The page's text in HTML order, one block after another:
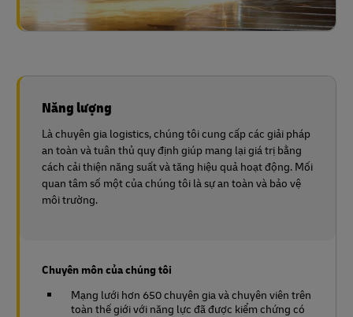
Năng lượng
Là chuyên gia logistics, chúng tôi cung cấp các giải pháp
an toàn và tuân thủ quy định giúp mang lại giá trị bằng
cách cải thiện năng suất và tăng hiệu quả hoạt động. Mối
quan tâm số một của chúng tôi là sự an toàn và bảo vệ
môi trường.
Chuyên môn của chúng tôi
Mạng lưới hơn 650 chuyên gia và chuyên viên trên
toàn thế giới với năng lực đã được kiểm chứng có